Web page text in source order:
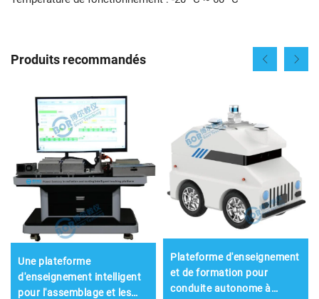
Produits recommandés
Une plateforme
d'enseignement intelligent
pour l'assemblage et les
Plateforme d'enseignement
et de formation pour
conduite autonome à